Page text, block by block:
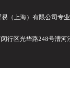
（上海）有限公司专
行区光华路248号漕